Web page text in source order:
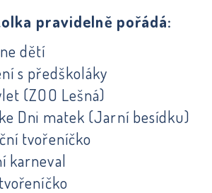
pravidelně pořádá:
dětí
s předškoláky
(ZOO Lešná)
Dni matek (Jarní besídku)
tvořeníčko
karneval